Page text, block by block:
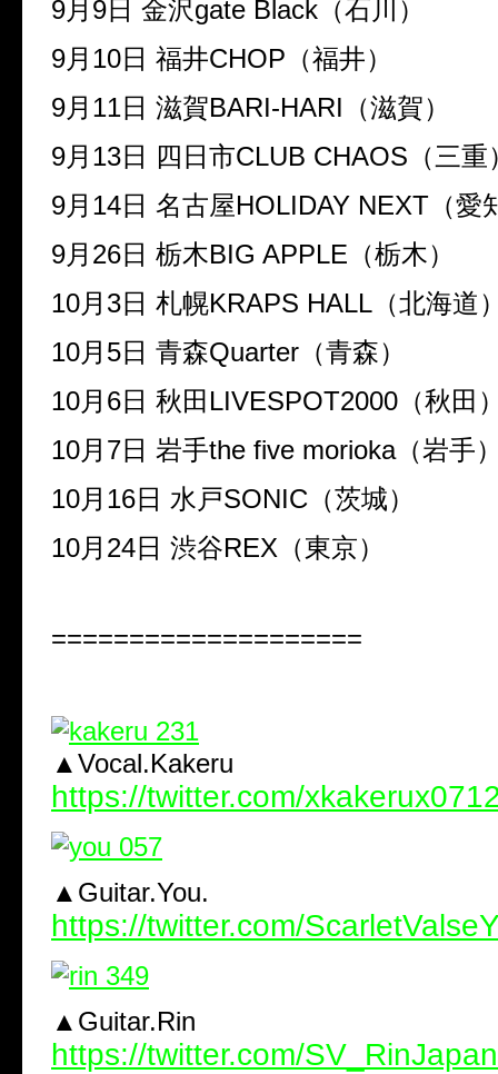
9月9日 金沢gate Black（石川）
9月10日 福井CHOP（福井）
9月11日 滋賀BARI-HARI（滋賀）
9月13日 四日市CLUB CHAOS（三重
9月14日 名古屋HOLIDAY NEXT（愛
9月26日 栃木BIG APPLE（栃木）
10月3日 札幌KRAPS HALL（北海道
10月5日 青森Quarter（青森）
10月6日 秋田LIVESPOT2000（秋田
10月7日 岩手the five morioka（岩手
10月16日 水戸SONIC（茨城）
10月24日 渋谷REX（東京）
====================
▲Vocal.Kakeru
https://twitter.com/
▲Guitar.You.
https://twitter.com/
▲Guitar.Rin
https://twitter.com/SV_RinJapan